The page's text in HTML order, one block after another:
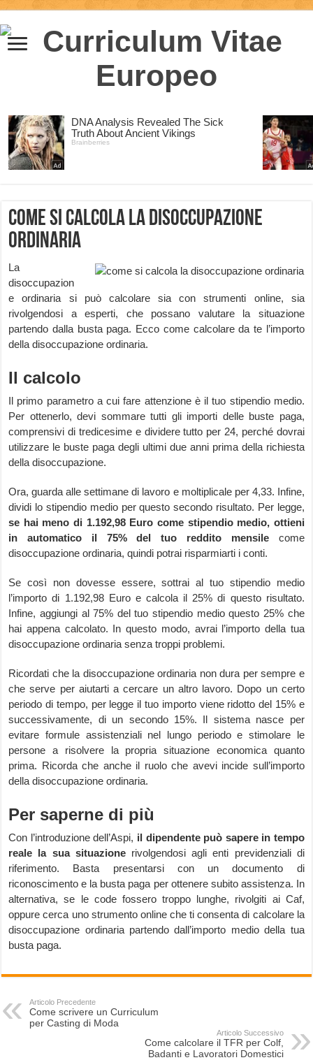
Come si calcola la Disoccupazione
Ordinaria
La
disoccupazion
e ordinaria si può calcolare sia con strumenti online, sia
rivolgendosi a esperti, che possano valutare la situazione
partendo dalla busta paga. Ecco come calcolare da te l’importo
della disoccupazione ordinaria.
Il calcolo
Il primo parametro a cui fare attenzione è il tuo stipendio medio.
Per ottenerlo, devi sommare tutti gli importi delle buste paga,
comprensivi di tredicesime e dividere tutto per 24, perché dovrai
utilizzare le buste paga degli ultimi due anni prima della richiesta
della disoccupazione.
Ora, guarda alle settimane di lavoro e moltiplicale per 4,33. Infine,
dividi lo stipendio medio per questo secondo risultato. Per legge,
se hai meno di 1.192,98Euro come stipendio medio, ottieni
in automatico il 75% del tuo reddito
mensilecome
disoccupazione ordinaria, quindi potrai risparmiarti i conti.
Se così non dovesse essere, sottrai al tuo stipendio medio
l’importo di 1.192,98Euro e calcola il 25% di questo risultato.
Infine, aggiungi al 75% del tuo stipendio medio questo 25% che
hai appena calcolato. In questo modo, avrai l’importo della tua
disoccupazione ordinaria senza troppi problemi.
Ricordati che la disoccupazione ordinaria non dura per sempre e
che serve per aiutarti a cercare un altro lavoro. Dopo un certo
periodo di tempo, per legge il tuo importo viene ridotto del 15% e
successivamente, di un secondo 15%. Il sistema nasce per
evitare formule assistenziali nel lungo periodo e stimolare le
persone a risolvere la propria situazione economica quanto
prima. Ricorda che anche il ruolo che avevi incide sull’importo
della disoccupazione ordinaria.
Per saperne di più
Con l’introduzione dell’Aspi, il dipendente può sapere in tempo
reale la sua situazionerivolgendosi agli enti previdenziali di
riferimento. Basta presentarsi con un documento di
riconoscimento e la busta paga per ottenere subito assistenza. In
alternativa, se le code fossero troppo lunghe, rivolgiti ai Caf,
oppure cerca uno strumento online che ti consenta di calcolare la
disoccupazione ordinaria partendo dall’importo medio della tua
busta paga.
Articolo Precedente
Come scrivere un Curriculum
per Casting di Moda
Articolo Successivo
Come calcolare il TFR per Colf,
Badanti e Lavoratori Domestici